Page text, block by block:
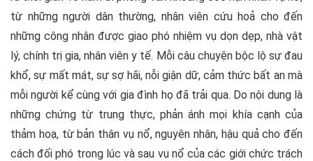
từ những người dân thường, nhân viên cứu hoả cho đến
những công nhân được giao phó nhiệm vụ dọn dẹp, nhà vật
lý, chính trị gia, nhân viên y tế. Mỗi câu chuyện bộc lộ sự đau
khổ, sự mất mát, sự sợ hãi, nỗi giận dữ, cảm thức bất an mà
mỗi người kể cùng với gia đình họ đã trải qua. Do nội dung là
những chứng từ trung thực, phản ánh mọi khía cạnh của
thảm hoạ, từ bản thân vụ nổ, nguyên nhân, hậu quả cho đến
cách đối phó trong lúc và sau vụ nổ của các giới chức trách